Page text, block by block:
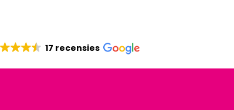
17 recensies